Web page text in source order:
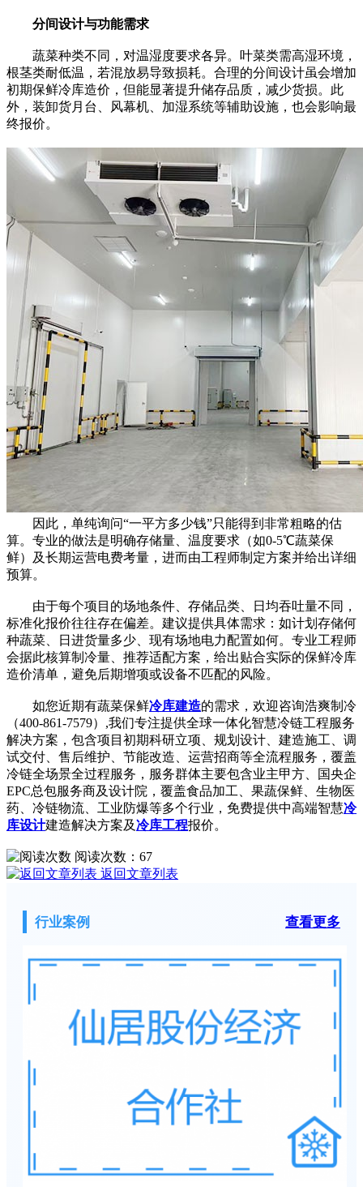
分间设计与功能需求
蔬菜种类不同，对温湿度要求各异。叶菜类需高湿环境，
根茎类耐低温，若混放易导致损耗。合理的分间设计虽会增加
初期保鲜冷库造价，但能显著提升储存品质，减少货损。此
外，装卸货月台、风幕机、加湿系统等辅助设施，也会影响最
终报价。
因此，单纯询问“一平方多少钱”只能得到非常粗略的估
算。专业的做法是明确存储量、温度要求（如0-5℃蔬菜保
鲜）及长期运营电费考量，进而由工程师制定方案并给出详细
预算。
由于每个项目的场地条件、存储品类、日均吞吐量不同，
标准化报价往往存在偏差。建议提供具体需求：如计划存储何
种蔬菜、日进货量多少、现有场地电力配置如何。专业工程师
会据此核算制冷量、推荐适配方案，给出贴合实际的保鲜冷库
造价清单，避免后期增项或设备不匹配的风险。
如您近期有蔬菜保鲜冷库建造的需求，欢迎咨询浩爽制冷
（400-861-7579）,我们专注提供全球一体化智慧冷链工程服务
解决方案，包含项目初期科研立项、规划设计、建造施工、调
试交付、售后维护、节能改造、运营招商等全流程服务，覆盖
冷链全场景全过程服务，服务群体主要包含业主甲方、国央企
EPC总包服务商及设计院，覆盖食品加工、果蔬保鲜、生物医
药、冷链物流、工业防爆等多个行业，免费提供中高端智慧冷
库设计建造解决方案及冷库工程报价。
阅读次数： 67
返回文章列表
行业案例 查看更多